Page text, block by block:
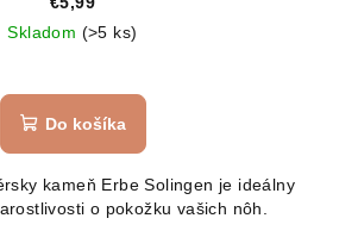
Skladom (>5 ks)
Do košíka
kameň Erbe Solingen je ideálny
o pokožku vašich nôh.